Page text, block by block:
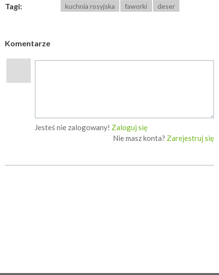
Tagi: kuchnia rosyjska faworki deser
Komentarze
Jesteś nie zalogowany! Zaloguj się
Nie masz konta? Zarejestruj się